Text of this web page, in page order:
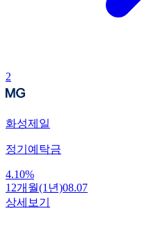
2
화성제일
정기예탁금
4.10%
12개월(1년)08.07
상세보기